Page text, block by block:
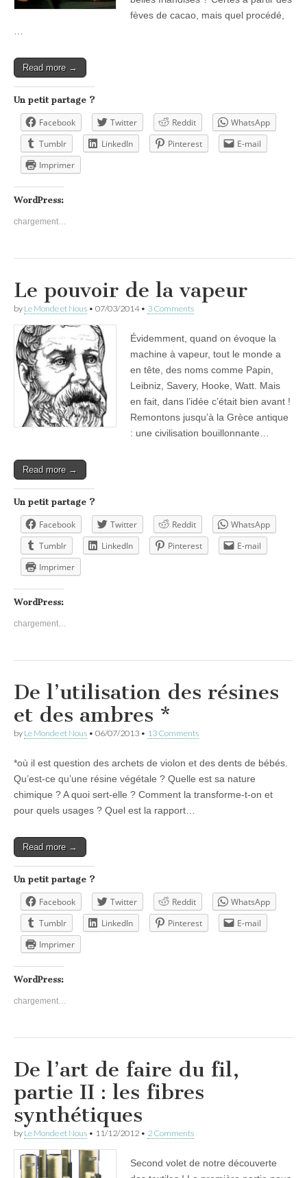
fèves de cacao, mais quel procédé,
Read more →
Un petit partage ?
Facebook Twitter Reddit
WhatsApp
Tumblr
LinkedIn Pinterest
E-mail
Imprimer
WordPress:
chargement…
Le pouvoir de la vapeur
by Le Monde et Nous • 07/03/2014• 3 Comments
Évidemment, quand on évoque la
machine à vapeur, tout le monde a
en tête, des noms comme Papin,
Leibniz, Savery, Hooke, Watt. Mais
en fait, dans l’idée c’était bien avant !
Remontons jusqu’à la Grèce antique
: une civilisation bouillonnante…
Read more →
Un petit partage ?
Facebook Twitter Reddit
WhatsApp
Tumblr
LinkedIn Pinterest
E-mail
Imprimer
WordPress:
chargement…
De l’utilisation des résines
et des ambres *
by Le Monde et Nous • 06/07/2013 • 13 Comments
*où il est question des archets de violon et des dents de bébés.
Qu’est-ce qu’une résine végétale ? Quelle est sa nature
chimique ? A quoi sert-elle ? Comment la transforme-t-on et
pour quels usages ? Quel est la rapport…
Read more →
Un petit partage ?
Facebook Twitter Reddit
WhatsApp
Tumblr
LinkedIn Pinterest
E-mail
Imprimer
WordPress:
chargement…
De l’art de faire du fil,
partie II : les fibres
synthétiques
by Le Monde et Nous • 11/12/2012 • 2 Comments
Second volet de notre découverte